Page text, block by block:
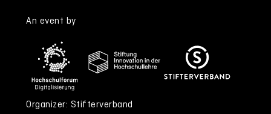
An event by
Organizer: Stifterverband